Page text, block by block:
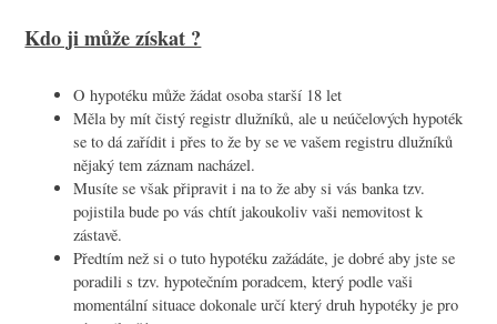
Kdo ji může získat ?
O hypotéku může žádat osoba starší 18 let
Měla by mít čistý registr dlužníků, ale u neúčelových hypoték
se to dá zařídit i přes to že by se ve vašem registru dlužníků
nějaký tem záznam nacházel.
Musíte se však připravit i na to že aby si vás banka tzv.
pojistila bude po vás chtít jakoukoliv vaši nemovitost k
zástavě.
Předtím než si o tuto hypotéku zažádáte, je dobré aby jste se
poradili s tzv. hypotečním poradcem, který podle vaši
momentální situace dokonale určí který druh hypotéky je pro